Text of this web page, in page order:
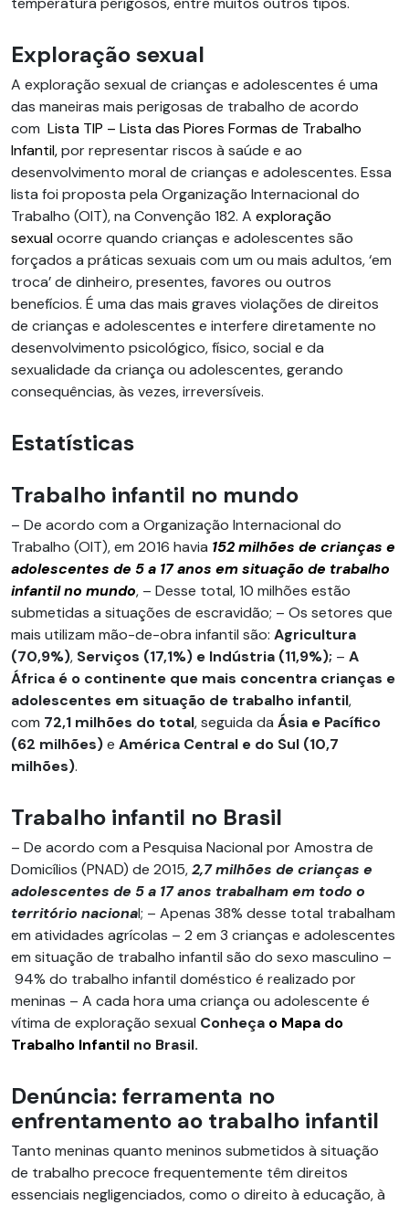
Exploração sexual
A exploração sexual de crianças e adolescentes é uma
das maneiras mais perigosas de trabalho de acordo
com Lista TIP – Lista das Piores Formas de Trabalho
Infantil,por representar riscos à saúde e ao
desenvolvimento moral de crianças e adolescentes. Essa
lista foi proposta pela Organização Internacional do
Trabalho (OIT), na Convenção 182. A exploração
sexualocorre quando crianças e adolescentes são
forçados a práticas sexuais com um ou mais adultos, ‘em
troca’ de dinheiro, presentes, favores ou outros
benefícios. É uma das mais graves violações de direitos
de crianças e adolescentes e interfere diretamente no
desenvolvimento psicológico, físico, social e da
sexualidade da criança ou adolescentes, gerando
consequências, às vezes, irreversíveis.
Estatísticas
Trabalho infantil no mundo
– De acordo com a Organização Internacional do
Trabalho (OIT), em 2016 havia 152 milhões de crianças e
adolescentes de 5 a 17 anos em situação de trabalho
infantil no mundo, – Desse total, 10 milhões estão
submetidas a situações de escravidão; – Os setores que
mais utilizam mão-de-obra infantil são: Agricultura
(70,9%), Serviços (17,1%) e Indústria (11,9%); – A
África é o continente que mais concentra crianças e
adolescentes em situação de trabalho infantil,
com 72,1 milhões do total, seguida da Ásia e Pacífico
(62 milhões)e América Central e do Sul (10,7
milhões).
Trabalho infantil no Brasil
– De acordo com a Pesquisa Nacional por Amostra de
Domicílios (PNAD) de 2015,2,7 milhões de crianças e
adolescentes de 5 a 17 anos trabalham em todo o
território nacional; – Apenas 38% desse total trabalham
em atividades agrícolas – 2 em 3 crianças e adolescentes
em situação de trabalho infantil são do sexo masculino –
94% do trabalho infantil doméstico é realizado por
meninas – A cada hora uma criança ou adolescente é
vítima de exploração sexual Conheça o Mapa do
Trabalho Infantil no Brasil.
Denúncia: ferramenta no
enfrentamento ao trabalho infantil
Tanto meninas quanto meninos submetidos à situação
de trabalho precoce frequentemente têm direitos
essenciais negligenciados, como o direito à educação, à